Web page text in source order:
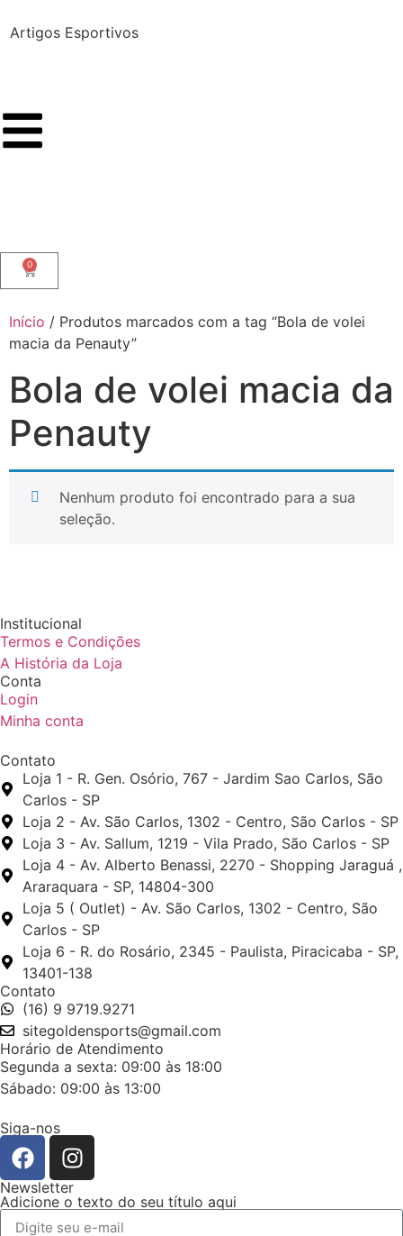
Artigos Esportivos
0
Início / Produtos marcados com a tag “Bola de volei
macia da Penauty”
Bola de volei macia da
Penauty
Nenhum produto foi encontrado para a sua
seleção.
Institucional
Termos e Condições
A História da Loja
Conta
Login
Minha conta
Contato
Loja 1 - R. Gen. Osório, 767 - Jardim Sao Carlos, São
Carlos - SP
Loja 2 - Av. São Carlos, 1302 - Centro, São Carlos - SP
Loja 3 - Av. Sallum, 1219 - Vila Prado, São Carlos - SP
Loja 4 - Av. Alberto Benassi, 2270 - Shopping Jaraguá ,
Araraquara - SP, 14804-300
Loja 5 ( Outlet) - Av. São Carlos, 1302 - Centro, São
Carlos - SP
Loja 6 - R. do Rosário, 2345 - Paulista, Piracicaba - SP,
13401-138
Contato
(16) 9 9719.9271
sitegoldensports@gmail.com
Horário de Atendimento
Segunda a sexta: 09:00 às 18:00
Sábado: 09:00 às 13:00
Siga-nos
Newsletter
Adicione o texto do seu título aqui